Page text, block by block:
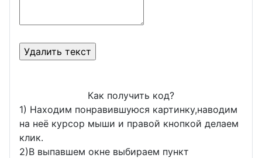
Как получить код?
1) Находим понравившуюся картинку,наводим
на неё курсор мыши и правой кнопкой делаем
клик.
2)В выпавшем окне выбираем пункт